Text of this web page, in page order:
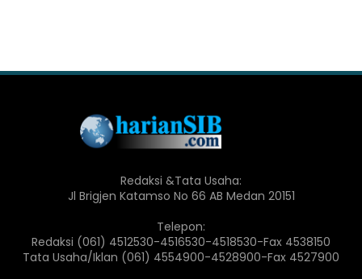
Redaksi &Tata Usaha:
Jl Brigjen Katamso No 66 AB Medan 20151
Telepon:
Redaksi (061) 4512530-4516530-4518530-Fax 4538150
Tata Usaha/Iklan (061) 4554900-4528900-Fax 4527900